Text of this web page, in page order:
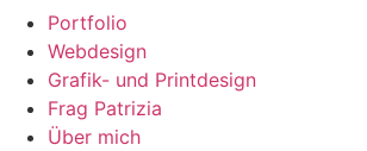
Portfolio
Webdesign
Grafik- und Printdesign
Frag Patrizia
Über mich